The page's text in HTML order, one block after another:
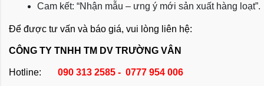
Cam kết: “Nhận mẫu – ưng ý mới sản xuất hàng loạt”.
Để được tư vấn và báo giá, vui lòng liên hệ:
CÔNG TY TNHH TM DV TRƯỜNG VÂN
Hotline: 090 313 2585 - 0777 954 006